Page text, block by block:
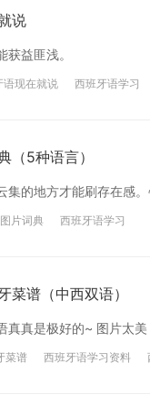
说
益匪浅。
语现在就说 西班牙语学习
（5种语言）
集的地方才能刷存在感
片词典 西班牙语学习
菜谱（中西双语）
真真是极好的~ 图片太
菜谱 西班牙语学习资料